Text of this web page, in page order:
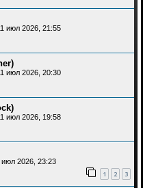
июл 2026, 21:55
июл 2026, 20:30
июл 2026, 19:58
июл 2026, 23:23
1 2 3